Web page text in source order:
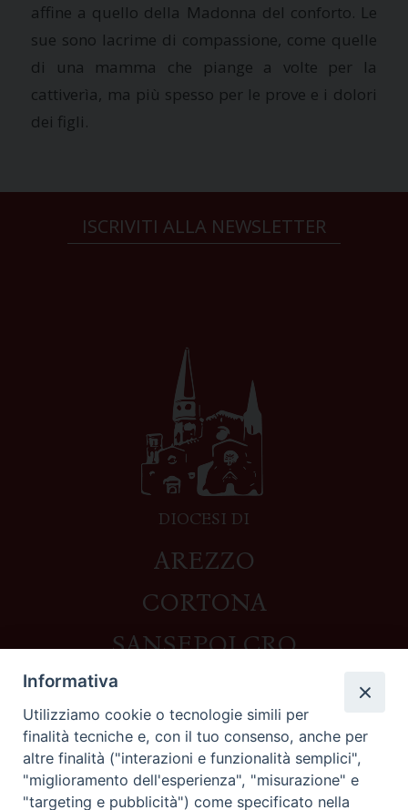
affine a quello della Madonna del conforto. Le
sue sono lacrime di compassione, come quelle
di una mamma che piange a volte per la
cattiverìa, ma più spesso per le prove e i dolori
dei figli.
ISCRIVITI ALLA NEWSLETTER
DIOCESI DI
AREZZO
CORTONA
SANSEPOLCRO
Contatti
Piazza del Duomo,1 - 52100 Arezzo
segreteria@diocesi.arezzo.it
Informativa
Utilizziamo cookie o tecnologie simili per
finalità tecniche e, con il tuo consenso, anche per
altre finalità ("interazioni e funzionalità semplici",
"miglioramento dell'esperienza", "misurazione" e
"targeting e pubblicità") come specificato nella